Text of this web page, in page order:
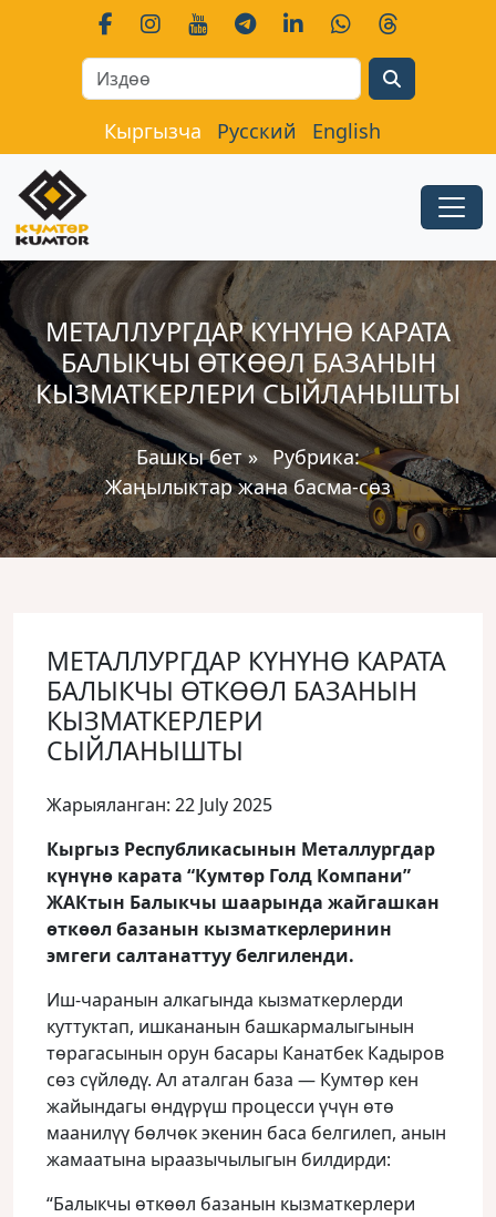
Кыргызча Русский English
МЕТАЛЛУРГДАР КҮНҮНӨ КАРАТА
БАЛЫКЧЫ ӨТКӨӨЛ БАЗАНЫН
КЫЗМАТКЕРЛЕРИ СЫЙЛАНЫШТЫ
Башкы бет» Рубрика:
Жаңылыктар жана басма-сөз
МЕТАЛЛУРГДАР КҮНҮНӨ КАРАТА
БАЛЫКЧЫ ӨТКӨӨЛ БАЗАНЫН
КЫЗМАТКЕРЛЕРИ
СЫЙЛАНЫШТЫ
Жарыяланган: 22 July 2025
Кыргыз Республикасынын Металлургдар
күнүнө карата “Кумтөр Голд Компани”
ЖАКтын Балыкчы шаарында жайгашкан
өткөөл базанын кызматкерлеринин
эмгеги салтанаттуу белгиленди.
Иш-чаранын алкагында кызматкерлерди
куттуктап, ишкананын башкармалыгынын
төрагасынын орун басары Канатбек Кадыров
сөз сүйлөдү. Ал аталган база — Кумтөр кен
жайындагы өндүрүш процесси үчүн өтө
маанилүү бөлчөк экенин баса белгилеп, анын
жамаатына ыраазычылыгын билдирди:
“Балыкчы өткөөл базанын кызматкерлери